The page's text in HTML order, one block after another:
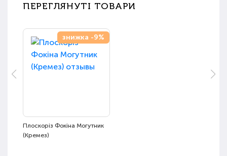
ПЕРЕГЛЯНУТІ ТОВАРИ
знижка -9%
Плоскоріз Фокіна Могутник
(Кремез)